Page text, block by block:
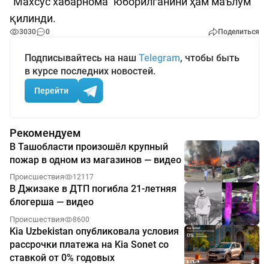
қилинди.
3030 0 Поделиться
Подписывайтесь на наш Telegram, чтобы быть
в курсе последних новостей.
Перейти
Рекомендуем
В Ташобласти произошёл крупный
пожар в одном из магазинов — видео
Происшествия 12117
В Джизаке в ДТП погибла 21-летняя
блогерша — видео
Происшествия 8600
Kia Uzbekistan опубликовала условия
рассрочки платежа на Kia Sonet со
ставкой от 0% годовых